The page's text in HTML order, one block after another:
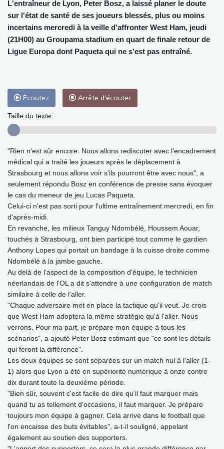
L'entraîneur de Lyon, Peter Bosz, a laissé planer le doute
sur l'état de santé de ses joueurs blessés, plus ou moins
incertains mercredi à la veille d'affronter West Ham, jeudi
(21H00) au Groupama stadium en quart de finale retour de
Ligue Europa dont Paqueta qui ne s'est pas entraîné.
Ecoutez Arrête d'écouter
Taille du texte:
"Rien n'est sûr encore. Nous allons rediscuter avec l'encadrement
médical qui a traité les joueurs après le déplacement à
Strasbourg et nous allons voir s'ils pourront être avec nous", a
seulement répondu Bosz en conférence de presse sans évoquer
le cas du meneur de jeu Lucas Paqueta.
Celui-ci n'est pas sorti pour l'ultime entraînement mercredi, en fin
d'après-midi.
En revanche, les milieux Tanguy Ndombélé, Houssem Aouar,
touchés à Strasbourg, ont bien participé tout comme le gardien
Anthony Lopes qui portait un bandage à la cuisse droite comme
Ndombélé à la jambe gauche.
Au delà de l'aspect de la composition d'équipe, le technicien
néerlandais de l'OL a dit s'attendre à une configuration de match
similaire à celle de l'aller.
"Chaque adversaire met en place la tactique qu'il veut. Je crois
que West Ham adoptera la même stratégie qu'à l'aller. Nous
verrons. Pour ma part, je prépare mon équipe à tous les
scénarios", a ajouté Peter Bosz estimant que "ce sont les détails
qui feront la différence".
Les deux équipes se sont séparées sur un match nul à l'aller (1-
1) alors que Lyon a été en supériorité numérique à onze contre
dix durant toute la deuxième période.
"Bien sûr, souvent c'est facile de dire qu'il faut marquer mais
quand tu as tellement d'occasions, il faut marquer. Je prépare
toujours mon équipe à gagner. Cela arrive dans le football que
l'on encaisse des buts évitables", a-t-il souligné, appelant
également au soutien des supporters.